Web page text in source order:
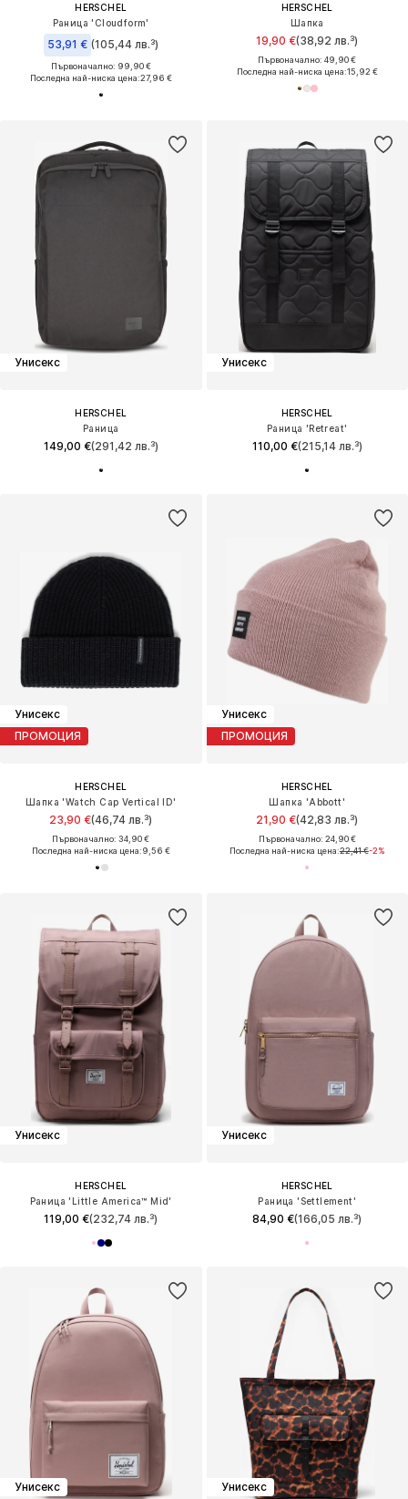
HERSCHEL
Раница 'Cloudform'
53,91 € (105,44 лв.³)
Първоначално: 99,90 €
Последна най-ниска цена:27,96 €
HERSCHEL
Шапка
19,90 €(38,92 лв.³)
Първоначално: 49,90 €
Последна най-ниска цена:15,92 €
Унисекс
HERSCHEL
Раница
149,00 €(291,42 лв.³)
Унисекс
HERSCHEL
Раница 'Retreat'
110,00 €(215,14 лв.³)
Унисекс
ПРОМОЦИЯ
HERSCHEL
Шапка 'Watch Cap Vertical ID'
23,90 €(46,74 лв.³)
Първоначално: 34,90 €
Последна най-ниска цена:9,56 €
Унисекс
ПРОМОЦИЯ
HERSCHEL
Шапка 'Abbott'
21,90 €(42,83 лв.³)
Първоначално: 24,90 €
Последна най-ниска цена:22,41 €-2%
Унисекс
HERSCHEL
Раница 'Little America™ Mid'
119,00 €(232,74 лв.³)
Унисекс
HERSCHEL
Раница 'Settlement'
84,90 €(166,05 лв.³)
Унисекс
Унисекс